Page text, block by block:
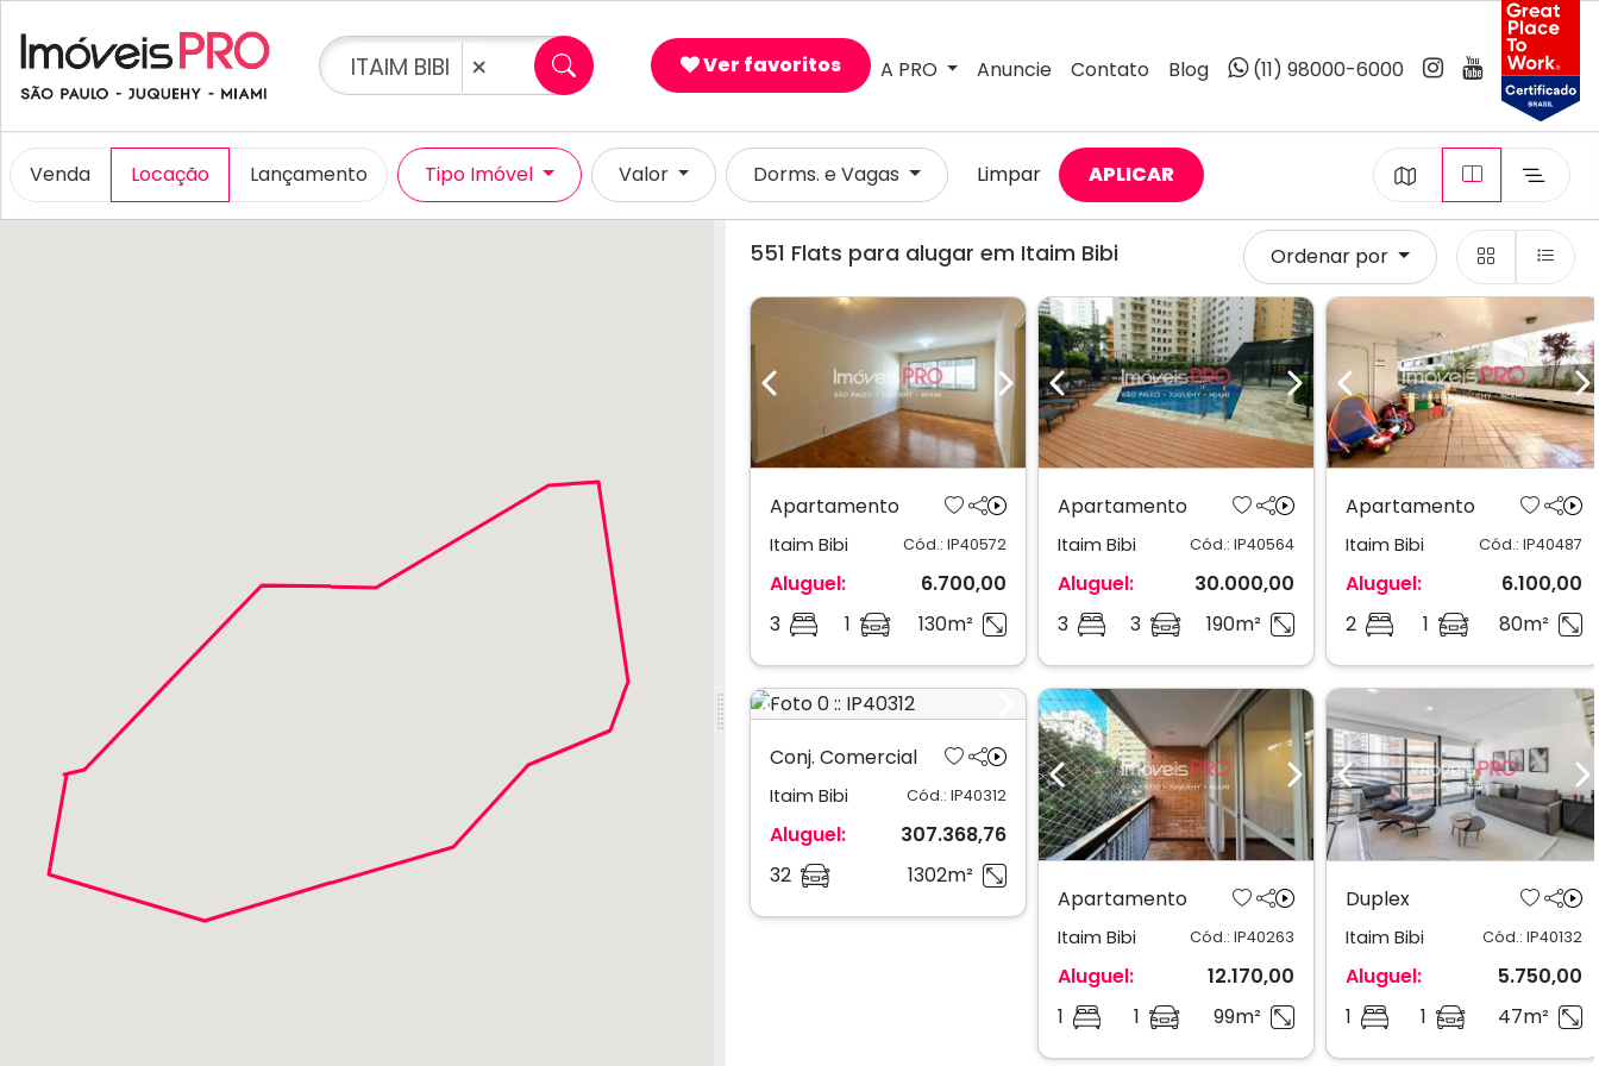
ITAIM BIBI × Ver favoritos A PRO Anuncie Contato Blog (11) 98000-6000
Venda Locação Lançamento Tipo Imóvel Valor Dorms. e Vagas Limpar APLICAR
551 Flats para alugar em Itaim Bibi Ordenar por
Previous Next
Apartamento
Itaim Bibi Cód.: IP40572
Aluguel:
6.700,00
3
1 130m²
Previous Next
Apartamento
Itaim Bibi Cód.: IP40564
Aluguel:
30.000,00
3
3 190m²
Previous
Apartamento
Itaim Bibi Cód.: IP40487
Aluguel:
6.100,00
2
1 80m²
Previous
Next
Conj. Comercial
Itaim Bibi Cód.: IP40312
Aluguel:
307.368,76
32
1302m²
Previous Next
Apartamento
Itaim Bibi Cód.: IP40263
Aluguel:
12.170,00
1
1 99m²
Previous
Duplex
Itaim Bibi Cód.: IP40132
Aluguel:
5.750,00
1
1 47m²